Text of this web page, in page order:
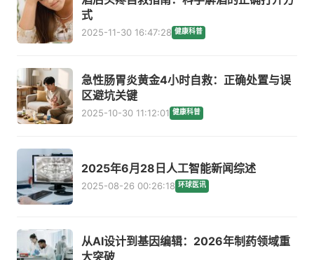
式
2025-11-30 16:47:28 健康科普
急性肠胃炎黄金4小时自救：正确处置与误
区避坑关键
2025-10-30 11:12:01 健康科普
2025年6月28日人工智能新闻综述
2025-08-26 00:26:18 环球医讯
从AI设计到基因编辑：2026年制药领域重
大突破